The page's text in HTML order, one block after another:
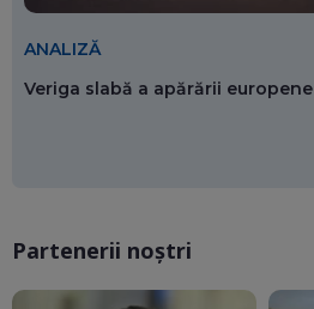
ANALIZĂ
Veriga slabă a apărării europene
Partenerii noștri